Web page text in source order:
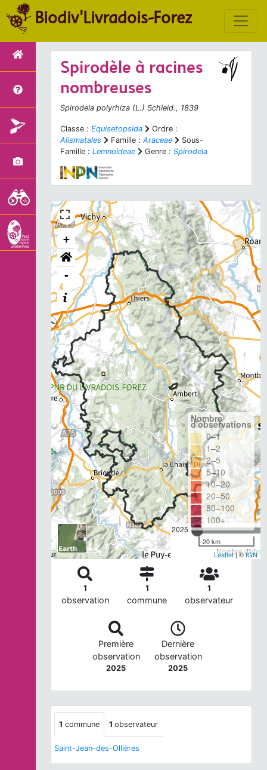
Biodiv'Livradois-Forez
Spirodèle à racines
nombreuses
Spirodela polyrhiza (L.) Schleid., 1839
Classe : Equisetopsida
Ordre :
Alismatales
Famille : Araceae
Sous-
Famille : Lemnoideae Genre : Spirodela
+
-
2025
Nombre
Nombre
d'observations
0–1
1–2
2–5
5–10
10–20
20–50
50–100
100+
20 km
Leaflet| ©IGN
1
observation
1
commune
1
observateur
Première
observation
2025
Dernière
observation
2025
1 commune 1 observateur
Saint-Jean-des-Ollières